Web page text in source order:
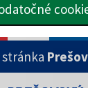
OBSAH